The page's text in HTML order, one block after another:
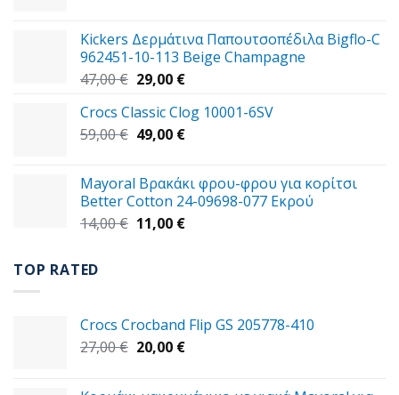
39,00 €.είναι:
30,00 €.
Kickers Δερμάτινα Παπουτσοπέδιλα Bigflo-C
962451-10-113 Beige Champagne
47,00€ Original
was:
47,00 €.
29,00 €Η
τιμή
είναι:
Crocs Classic Clog 10001-6SV
59,00€ Original
59,00 €.
49,00 €Η
είναι:
49,00 €.
Mayoral Βρακάκι φρου-φρου για κορίτσι
Better Cotton 24-09698-077 Εκρού
14,00€ Original
11,00 €Η
TOP RATED
Crocs Crocband Flip GS 205778-410
27,00€ Original
20,00 €Η